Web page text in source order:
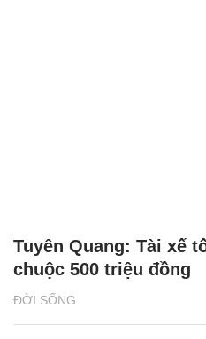
ĐỜI SỐNG
Tuyên Quang: Tài xế
chuộc 500 triệu đồng